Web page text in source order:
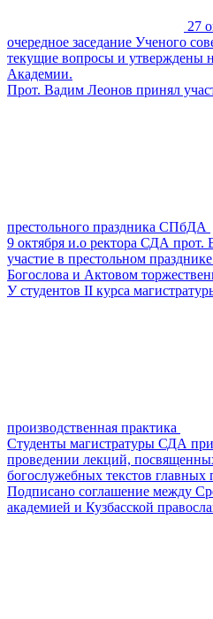
27
очередное заседание Ученого
текущие вопросы и утверждены
Академии.
Прот. Вадим Леонов принял
престольного праздника СПбДА
9 октября и.о ректора СДА
участие в престольном
Богослова и Актовом
У cтудентов II курса
производственная практика
Студенты магистратуры СДА
проведении лекций,
богослужебных текстов главных
Подписано соглашение между
академией и Кузбасской